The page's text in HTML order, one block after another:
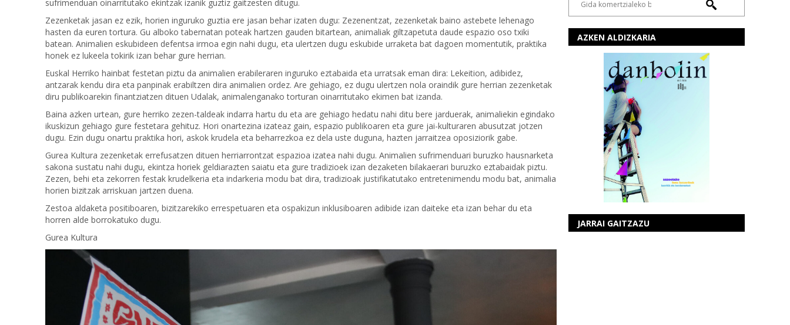
sufrimenduan oinarritutako ekintzak izanik guztiz gaitzesten ditugu.
Zezenketak jasan ez ezik, horien inguruko guztia ere jasan behar izaten dugu: Zezenentzat, zezenketak baino astebete lehenago
hasten da euren tortura. Gu alboko tabernatan poteak hartzen gauden bitartean, animaliak giltzapetuta daude espazio oso txiki
batean. Animalien eskubideen defentsa irmoa egin nahi dugu, eta ulertzen dugu eskubide urraketa bat dagoen momentutik, praktika
honek ez lukeela tokirik izan behar gure herrian.
Euskal Herriko hainbat festetan piztu da animalien erabileraren inguruko eztabaida eta urratsak eman dira: Lekeition, adibidez,
antzarak kendu dira eta panpinak erabiltzen dira animalien ordez. Are gehiago, ez dugu ulertzen nola oraindik gure herrian zezenketak
diru publikoarekin finantziatzen dituen Udalak, animalenganako torturan oinarritutako ekimen bat izanda.
Baina azken urtean, gure herriko zezen-taldeak indarra hartu du eta are gehiago hedatu nahi ditu bere jarduerak, animaliekin egindako
ikuskizun gehiago gure festetara gehituz. Hori onartezina izateaz gain, espazio publikoaren eta gure jai-kulturaren abusutzat jotzen
dugu. Ezin dugu onartu praktika hori, askok krudela eta beharrezkoa ez dela uste duguna, hazten jarraitzea oposiziorik gabe.
Gurea Kultura zezenketak errefusatzen dituen herriarrontzat espazioa izatea nahi dugu. Animalien sufrimenduari buruzko hausnarketa
sakona sustatu nahi dugu, ekintza horiek geldiarazten saiatu eta gure tradizioek izan dezaketen bilakaerari buruzko eztabaidak piztu.
Zezen, behi eta zekorren festak krudelkeria eta indarkeria modu bat dira, tradizioak justifikatutako entretenimendu modu bat, animalia
horien bizitzak arriskuan jartzen duena.
Zestoa aldaketa positiboaren, bizitzarekiko errespetuaren eta ospakizun inklusiboaren adibide izan daiteke eta izan behar du eta
horren alde borrokatuko dugu.
Gurea Kultura
AZKEN ALDIZKARIA
JARRAI GAITZAZU